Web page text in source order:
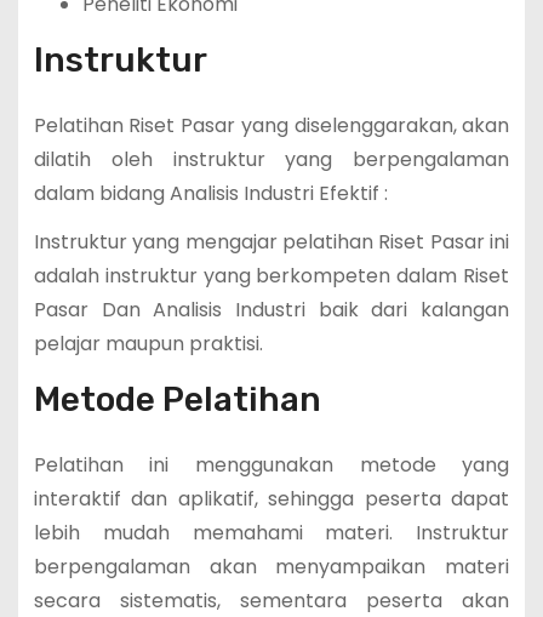
Instruktur
Pelatihan Riset Pasar yang diselenggarakan, akan
dilatih oleh instruktur yang berpengalaman
dalam bidang Analisis Industri Efektif :
Instruktur yang mengajar pelatihan Riset Pasarini
adalah instruktur yang berkompeten dalam Riset
Pasar Dan Analisis Industri baik dari kalangan
pelajar maupun praktisi.
Metode Pelatihan
Pelatihan ini menggunakan metode yang
interaktif dan aplikatif, sehingga peserta dapat
lebih mudah memahami materi. Instruktur
berpengalaman akan menyampaikan materi
secara sistematis, sementara peserta akan